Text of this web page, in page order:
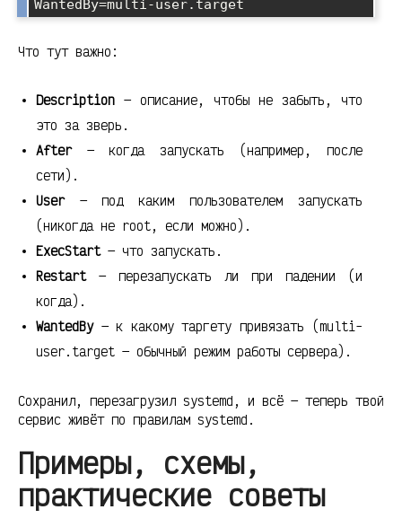
Что тут важно:
Description — описание, чтобы не забыть, что
это за зверь.
After— когда запускать (например, после
сети).
User— под каким пользователем запускать
(никогда не root, если можно).
ExecStart— что запускать.
Restart— перезапускать ли при падении (и
когда).
WantedBy— к какому таргету привязать (multi-
user.target — обычный режим работы сервера).
Сохранил, перезагрузил systemd, и всё — теперь твой
сервис живёт по правилам systemd.
Примеры, схемы,
практические советы